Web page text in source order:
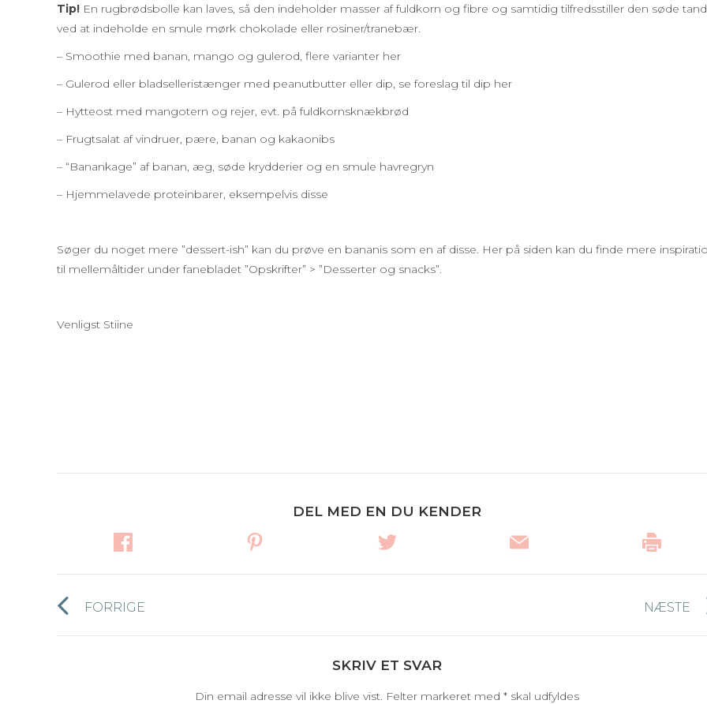
Tip! En rugbrødsbolle kan laves, så den indeholder masser af fuldkorn og fibre og samtidig tilfredsstiller den søde tand
ved at indeholde en smule mørk chokolade eller rosiner/tranebær.
– Smoothie med banan, mango og gulerod, flere varianter her
– Gulerod eller bladselleristænger med peanutbutter eller dip, se foreslag til dip her
– Hytteost med mangotern og rejer, evt. på fuldkornsknækbrød
– Frugtsalat af vindruer, pære, banan og kakaonibs
– “Banankage” af banan, æg, søde krydderier og en smule havregryn
– Hjemmelavede proteinbarer, eksempelvis disse
Søger du noget mere ”dessert-ish” kan du prøve en bananis som en af disse. Her på siden kan du finde mere
til mellemåltider under fanebladet ”Opskrifter” > ”Desserter og snacks”.
Venligst Stiine
DEL MED EN DU KENDER
FORRIGE
Forrige
nyhed:
NÆSTE
nyhed:
SKRIV ET SVAR
Din email adresse vil ikke blive vist. Felter markeret med* skal udfyldes